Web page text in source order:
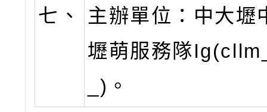
七、
主辦單位：中大壢
壢萌服務隊
_)。